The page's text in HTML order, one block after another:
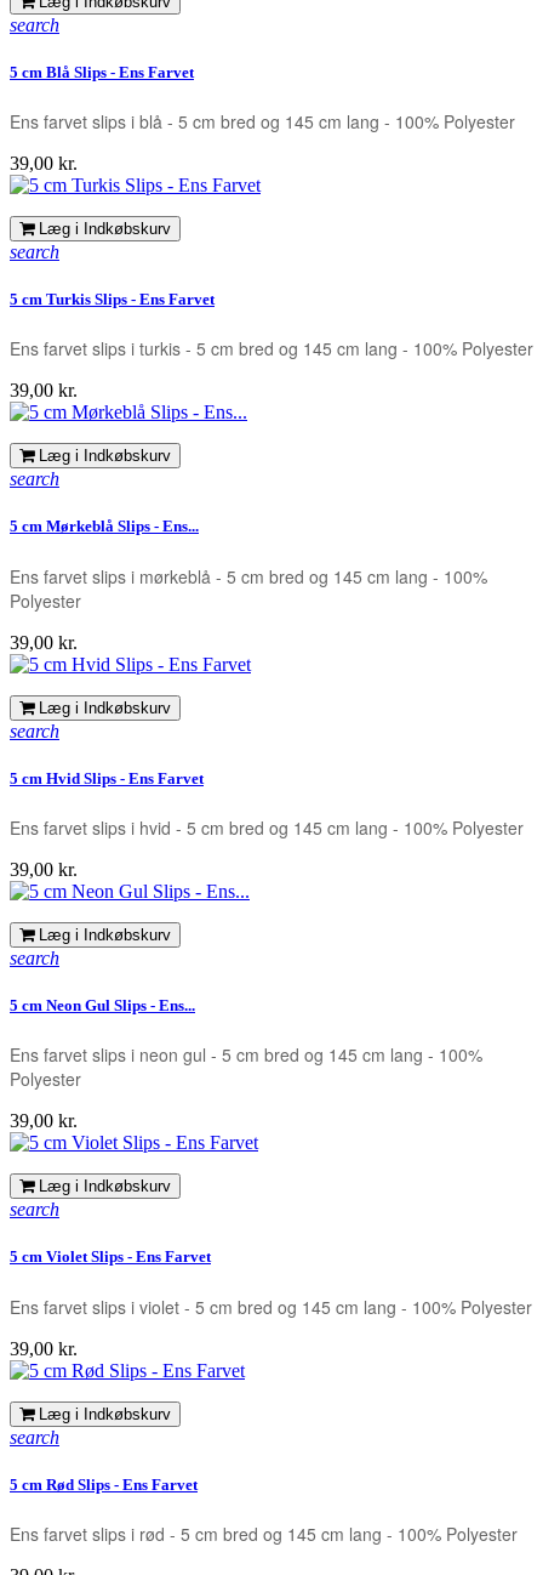
search
5 cm Blå Slips - Ens Farvet
Ens farvet slips i blå - 5 cm bred og 145 cm lang - 100% Polyester
Pris
39,00 kr.
Læg i Indkøbskurv
search
5 cm Turkis Slips - Ens Farvet
Ens farvet slips i turkis - 5 cm bred og 145 cm lang - 100% Polyester
Pris
39,00 kr.
Læg i Indkøbskurv
search
5 cm Mørkeblå Slips - Ens...
Ens farvet slips i mørkeblå - 5 cm bred og 145 cm lang - 100%
Polyester
Pris
39,00 kr.
Læg i Indkøbskurv
search
5 cm Hvid Slips - Ens Farvet
Ens farvet slips i hvid - 5 cm bred og 145 cm lang - 100% Polyester
Pris
39,00 kr.
Læg i Indkøbskurv
search
5 cm Neon Gul Slips - Ens...
Ens farvet slips i neon gul - 5 cm bred og 145 cm lang - 100%
Polyester
Pris
39,00 kr.
Læg i Indkøbskurv
search
5 cm Violet Slips - Ens Farvet
Ens farvet slips i violet - 5 cm bred og 145 cm lang - 100% Polyester
Pris
39,00 kr.
Læg i Indkøbskurv
search
5 cm Rød Slips - Ens Farvet
Ens farvet slips i rød - 5 cm bred og 145 cm lang - 100% Polyester